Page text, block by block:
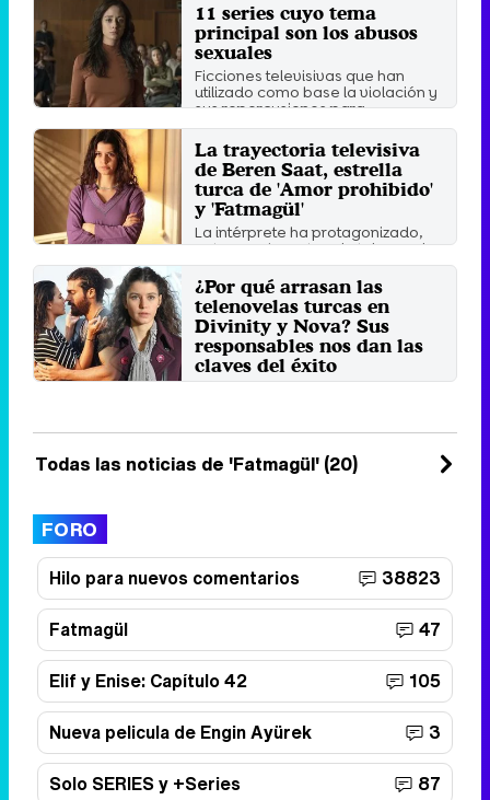
11 series cuyo tema
principal son los abusos
sexuales
Ficciones televisivas que han
utilizado como base la violación y
sus repercusiones para ...
Domingo 25 Abril 2021 10:57
La trayectoria televisiva
de Beren Saat, estrella
turca de 'Amor prohibido'
y 'Fatmagül'
La intérprete ha protagonizado,
entre muchas otras, la telenovela
más vista de la ...
Domingo 28 Julio 2019 11:04
¿Por qué arrasan las
telenovelas turcas en
Divinity y Nova? Sus
responsables nos dan las
claves del éxito
Analizamos el gran éxito que tiene
Todas las noticias de 'Fatmagül' (20)
FORO
Hilo para nuevos comentarios
38823
Fatmagül
47
Elif y Enise: Capítulo 42
105
Nueva pelicula de Engin Ayürek
3
Solo SERIES y +Series
87